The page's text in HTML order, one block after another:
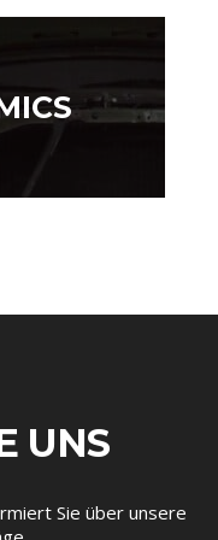
UNS
Sie über unsere